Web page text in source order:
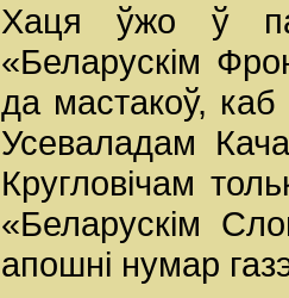
Хаця ўжо ў
«Беларускім
да мастакоў,
Усеваладам
Кругловічам
«Беларускім
апошні нумар